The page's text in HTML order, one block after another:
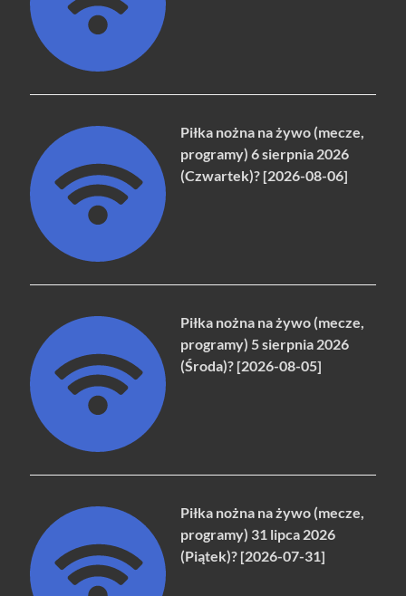
Piłka nożna na żywo (mecze,
programy) 6 sierpnia 2026
(Czwartek)? [2026-08-06]
Piłka nożna na żywo (mecze,
programy) 5 sierpnia 2026
(Środa)? [2026-08-05]
Piłka nożna na żywo (mecze,
programy) 31 lipca 2026
(Piątek)? [2026-07-31]